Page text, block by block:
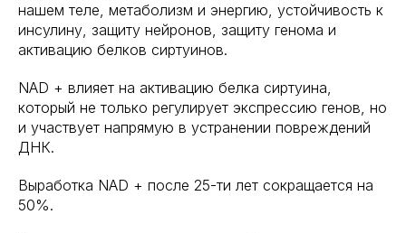
нашем теле, метаболизм и энергию, устойчивость к
инсулину, защиту нейронов, защиту генома и
активацию белков сиртуинов.
NAD + влияет на активацию белка сиртуина,
который не только регулирует экспрессию генов, но
и участвует напрямую в устранении повреждений
ДНК.
Выработка NAD + после 25-ти лет сокращается на
50%.